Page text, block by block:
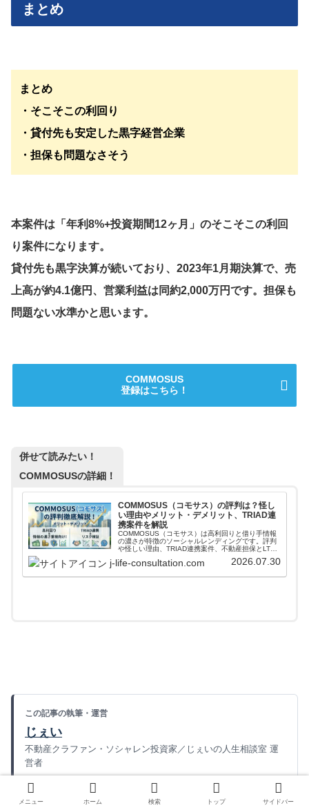
まとめ
まとめ
・そこそこの利回り
・貸付先も安定した黒字経営企業
・担保も問題なさそう
本案件は「年利8%+投資期間12ヶ月」のそこそこの利回
り案件になります。
貸付先も黒字決算が続いており、2023年1月期決算で、売
上高が約4.1億円、営業利益は同約2,000万円です。担保も
問題ない水準かと思います。
COMMOSUS
登録はこちら！
併せて読みたい！
COMMOSUSの詳細！
COMMOSUS（コモサス）の評判は？怪し
い理由やメリット・デメリット、TRIAD連
携案件を解説
COMMOSUS（コモサス）は高利回りと借り手情報
の濃さが特徴のソーシャルレンディングです。評判
や怪しい理由、TRIAD連携案件、不動産担保とLTV
解説します。
j-life-consultation.com 2026.07.30
この記事の執筆・運営
じぇい
不動産クラファン・ソシャレン投資家／じぇいの人生相談室 運
営者
2019年から不動産クラウドファンディング・ソーシャルレ
ンディングへ投資し、100案件以上への投資を経験。宅地建
メニュー ホーム 検索 トップ サイドバー